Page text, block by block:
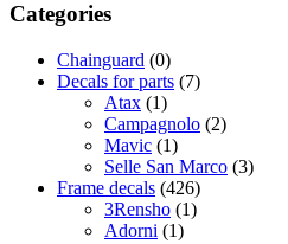
Categories
Chainguard (0)
Decals for parts (7)
Atax (1)
Campagnolo (2)
Mavic (1)
Selle San Marco (3)
Frame decals (426)
3Rensho (1)
Adorni (1)